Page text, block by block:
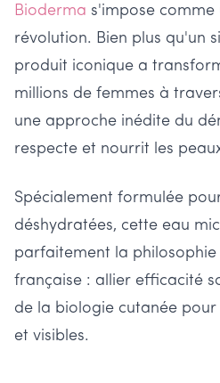
Bioderma s'impose
révolution. Bien plus qu'un
produit iconique a
millions de femmes à
une approche inédite du
respecte et nourrit les
Spécialement formulée
déshydratées, cette eau
parfaitement la
française : allier efficacité
de la biologie cutanée
et visibles.